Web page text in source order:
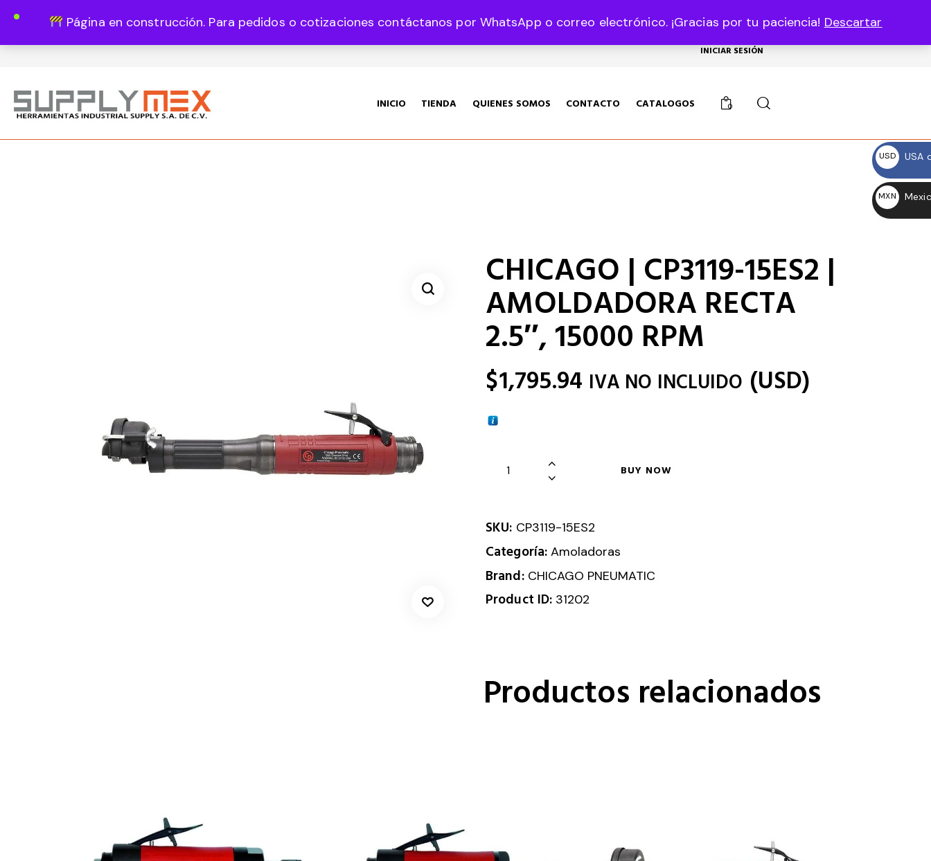
Página en construcción. Para pedidos o cotizaciones contáctanos por WhatsApp o correo electrónico. ¡Gracias por tu paciencia! Descartar
USD, $
INICIAR SESIÓN
INICIO TIENDA QUIENES SOMOS CONTACTO CATALOGOS 0
CHICAGO | CP3119-15ES2 |
AMOLDADORA RECTA
2.5″, 15000 RPM
$1,795.94 IVA NO INCLUIDO (USD)
BUY NOW
SKU: CP3119-15ES2
Categoría:Amoladoras
Brand: CHICAGO PNEUMATIC
Product ID: 31202
Productos relacionados
USD
USA
MXN